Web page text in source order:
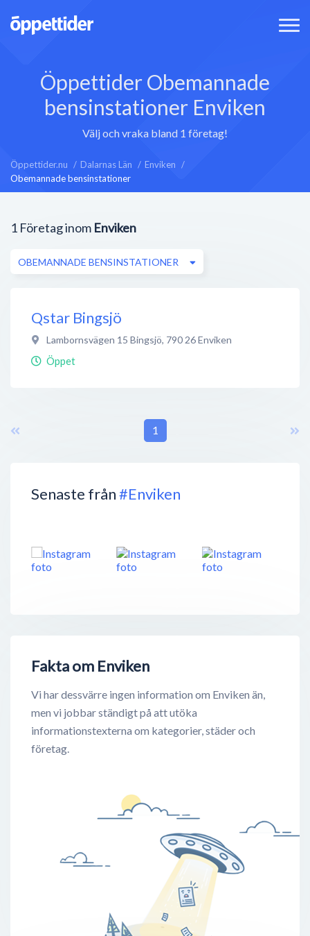
Öppettider Obemannade
bensinstationer Enviken
Välj och vraka bland 1 företag!
Öppettider.nu Dalarnas Län
Enviken
Obemannade bensinstationer
Senaste från#Enviken
Fakta om Enviken
Vi har dessvärre ingen information om Enviken än,
men vi jobbar ständigt på att utöka
informationstexterna om kategorier, städer och
företag.
1 Företag inom Enviken
OBEMANNADE BENSINSTATIONER
Qstar Bingsjö
Lambornsvägen 15 Bingsjö, 790 26Enviken
Öppet
1